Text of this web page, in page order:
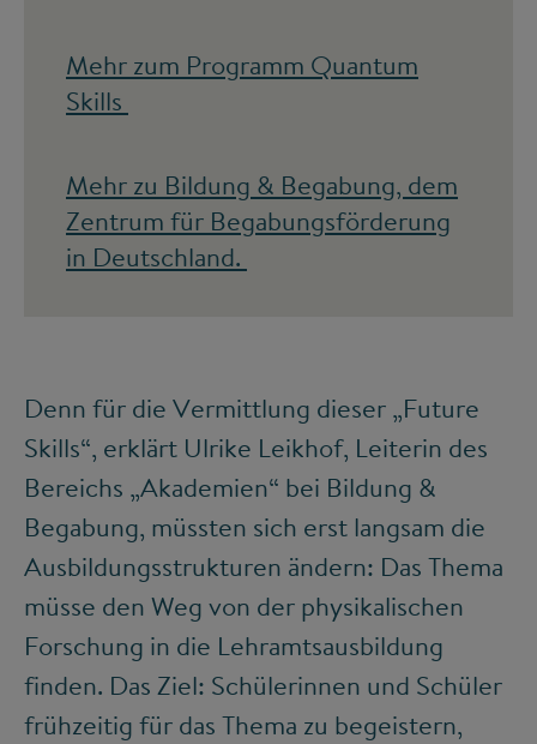
Mehr zum Programm Quantum
Skills
Mehr zu Bildung & Begabung, dem
Zentrum für Begabungsförderung
in Deutschland.
Denn für die Vermittlung dieser „Future
Skills“, erklärt Ulrike Leikhof, Leiterin des
Bereichs „Akademien“ bei Bildung &
Begabung, müssten sich erst langsam die
Ausbildungsstrukturen ändern: Das Thema
müsse den Weg von der physikalischen
Forschung in die Lehramtsausbildung
finden. Das Ziel: Schülerinnen und Schüler
frühzeitig für das Thema zu begeistern,